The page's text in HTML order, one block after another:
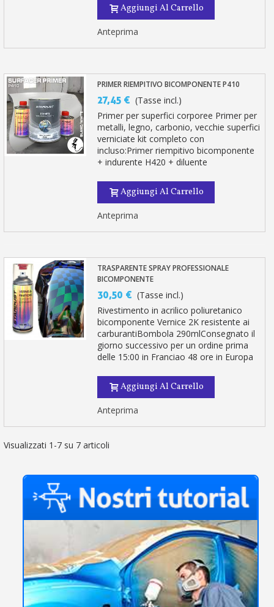
Aggiungi Al Carrello
Anteprima
PRIMER RIEMPITIVO BICOMPONENTE P410
27,45 € (Tasse incl.)
Primer per superfici corporee Primer per
metalli, legno, carbonio, vecchie superfici
verniciate kit completo con
incluso:Primer riempitivo bicomponente
+ indurente H420 + diluente
Aggiungi Al Carrello
Anteprima
TRASPARENTE SPRAY PROFESSIONALE
BICOMPONENTE
30,50 € (Tasse incl.)
Rivestimento in acrilico poliuretanico
bicomponente Vernice 2K resistente ai
carburantiBombola 290mlConsegnato il
giorno successivo per un ordine prima
delle 15:00 in Franciao 48 ore in Europa
Aggiungi Al Carrello
Anteprima
Visualizzati 1-7 su 7 articoli